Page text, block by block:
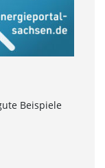
Beispiele